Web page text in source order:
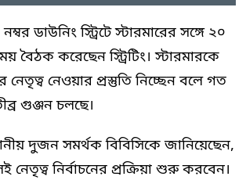
ডাউনিং স্ট্রিটে স্টারমারের সঙ্গে ২০
বৈঠক করেছেন স্ট্রিটিং। স্টারমারকে
নেতৃত্ব নেওয়ার প্রস্তুতি নিচ্ছেন বলে গত
গুঞ্জন চলছে।
দুজন সমর্থক বিবিসিকে জানিয়েছেন,
নেতৃত্ব নির্বাচনের প্রক্রিয়া শুরু করবেন।